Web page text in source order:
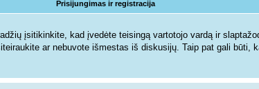
Prisijungimas ir registracija
įsitikinkite, kad įvedėte teisingą vartotojo vardą ir
ar nebuvote išmestas iš diskusijų. Taip pat gali būti,